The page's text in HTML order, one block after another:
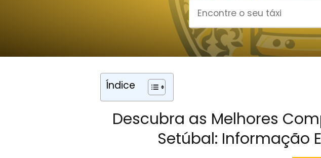
Índice
Descubra as Melhores
Setúbal: Informação